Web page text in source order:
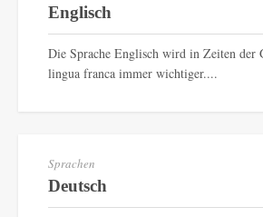
Englisch
Die Sprache Englisch wird in Zeiten der
lingua franca immer wichtiger....
Sprachen
Deutsch